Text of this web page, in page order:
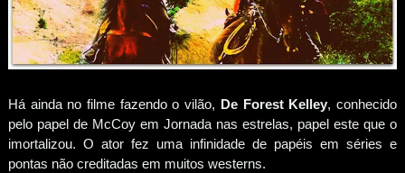
Há ainda no filme fazendo o vilão, De Forest Kelley, conhecido
pelo papel de McCoy em Jornada nas estrelas, papel este que o
imortalizou. O ator fez uma infinidade de papéis em séries e
pontas não creditadas em muitos westerns.